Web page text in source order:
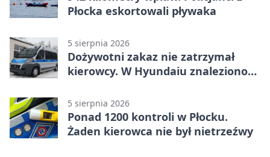
Płocka eskortowali pływaka
5 sierpnia 2026
Dożywotni zakaz nie zatrzymał
kierowcy. W Hyundaiu znaleziono
5 sierpnia 2026
Ponad 1200 kontroli w Płocku.
Żaden kierowca nie był nietrzeźwy